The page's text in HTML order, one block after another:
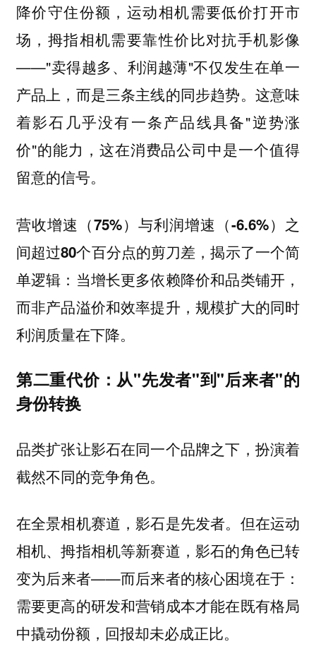
降价守住份额，运动相机需要低价打开市
场，拇指相机需要靠性价比对抗手机影像
——"卖得越多、利润越薄"不仅发生在单一
产品上，而是三条主线的同步趋势。这意味
着影石几乎没有一条产品线具备"逆势涨
价"的能力，这在消费品公司中是一个值得
留意的信号。
营收增速（75%）与利润增速（-6.6%）之
间超过80个百分点的剪刀差，揭示了一个简
单逻辑：当增长更多依赖降价和品类铺开，
而非产品溢价和效率提升，规模扩大的同时
利润质量在下降。
第二重代价：从"先发者"到"后来者"的
身份转换
品类扩张让影石在同一个品牌之下，扮演着
截然不同的竞争角色。
在全景相机赛道，影石是先发者。但在运动
相机、拇指相机等新赛道，影石的角色已转
变为后来者——而后来者的核心困境在于：
需要更高的研发和营销成本才能在既有格局
中撬动份额，回报却未必成正比。